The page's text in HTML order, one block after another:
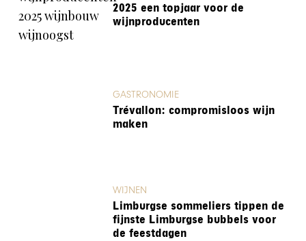
2025 een topjaar voor de
wijnproducenten
GASTRONOMIE
Trévallon: compromisloos wijn
maken
WIJNEN
Limburgse sommeliers tippen de
fijnste Limburgse bubbels voor
de feestdagen